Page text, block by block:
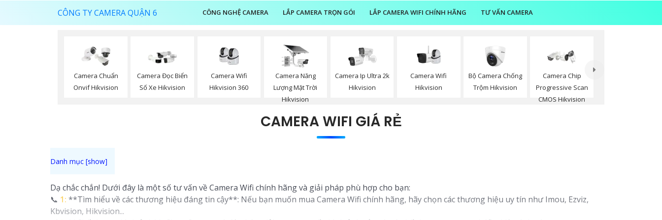
CÔNG TY CAMERA QUẬN 6 CÔNG NGHỆ CAMERA LẮP CAMERA TRỌN GÓI LẮP CAMERA WIFI CHÍNH HÃNG TƯ VẤN CAMERA
Camera Chuẩn
Onvif Hikvision
Camera Đọc Biển
Số Xe Hikvision
Camera Wifi
Hikvision 360
Camera Năng
Lượng Mặt Trời
Hikvision
Camera Ip Ultra 2k
Hikvision
Camera Wifi
Hikvision
Bộ Camera Chống
Trộm Hikvision
Camera Chip
Progressive Scan
CMOS Hikvision
CAMERA WIFI GIÁ RẺ
Dạ chắc chắn! Dưới đây là một số tư vấn về Camera Wifi chính hãng và giải pháp phù hợp cho bạn:
📞 1: **Tìm hiểu về các thương hiệu đáng tin cậy**: Nếu bạn muốn mua Camera Wifi chính hãng, hãy chọn các thương hiệu uy tín như Imou, Ezviz,
Kbvision, Hikvision...